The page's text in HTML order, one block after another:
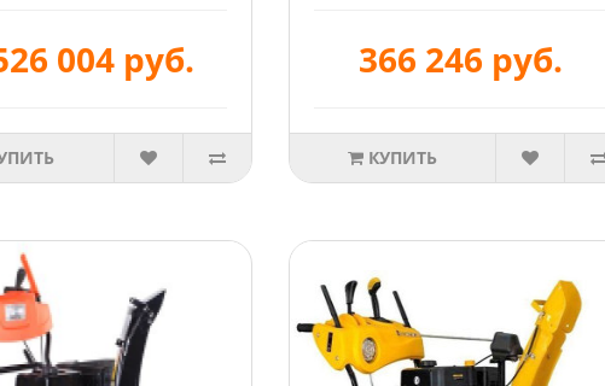
004 руб. 366 246 руб.
КУПИТЬ